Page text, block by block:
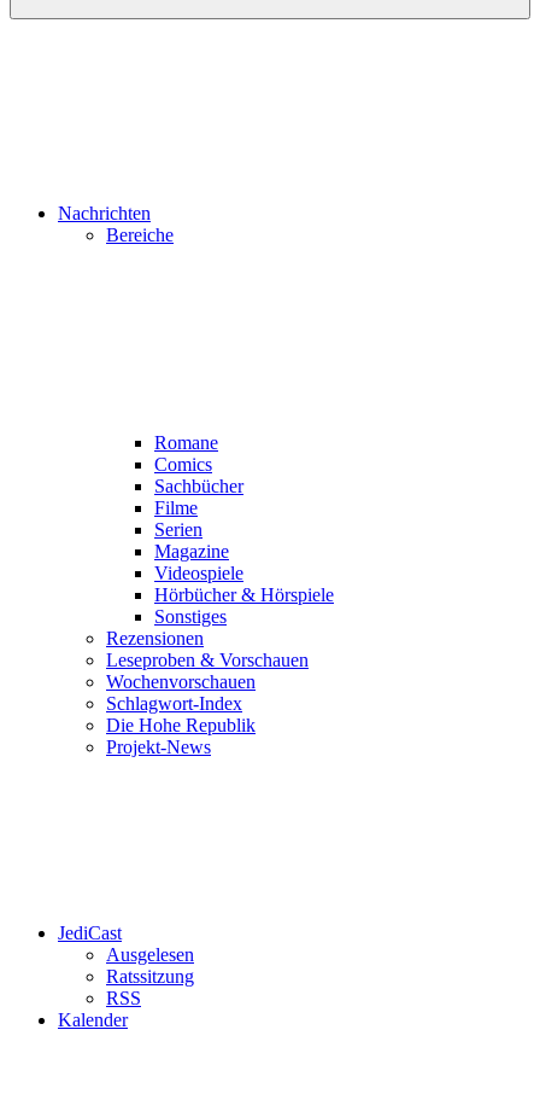
Nachrichten
Bereiche
Romane
Comics
Sachbücher
Filme
Serien
Magazine
Videospiele
Hörbücher & Hörspiele
Sonstiges
Rezensionen
Leseproben & Vorschauen
Wochenvorschauen
Schlagwort-Index
Die Hohe Republik
Projekt-News
JediCast
Ausgelesen
Ratssitzung
RSS
Kalender